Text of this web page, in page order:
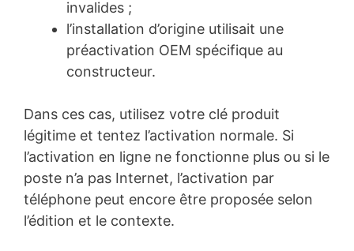
invalides ;
l’installation d’origine utilisait une
préactivation OEM spécifique au
constructeur.
Dans ces cas, utilisez votre clé produit
légitime et tentez l’activation normale. Si
l’activation en ligne ne fonctionne plus ou si le
poste n’a pas Internet, l’activation par
téléphone peut encore être proposée selon
l’édition et le contexte.